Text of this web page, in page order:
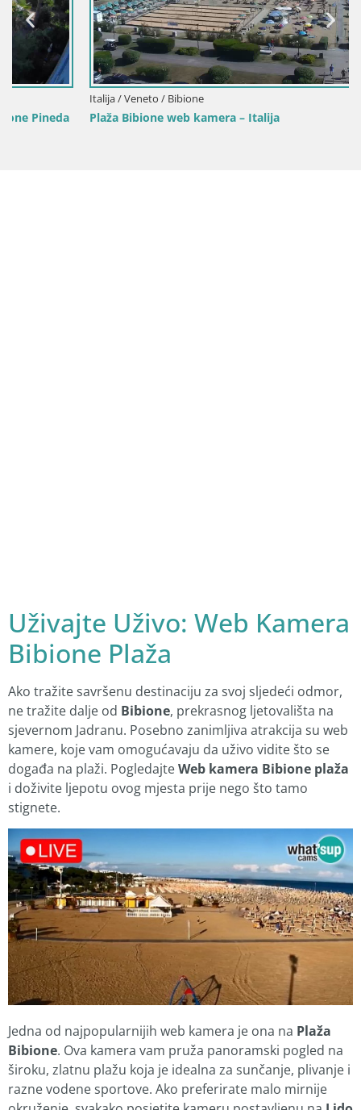
Italija / Veneto / Bibione
Plaža Bibione web kamera – Italija
Uživajte Uživo: Web Kamera
Bibione Plaža
Ako tražite savršenu destinaciju za svoj sljedeći odmor,
ne tražite dalje od Bibione, prekrasnog ljetovališta na
sjevernom Jadranu. Posebno zanimljiva atrakcija su web
kamere, koje vam omogućavaju da uživo vidite što se
događa na plaži. PogledajteWeb kamera Bibione plaža
i doživite ljepotu ovog mjesta prije nego što tamo
stignete.
Jedna od najpopularnijih web kamera je ona na Plaža
Bibione. Ova kamera vam pruža panoramski pogled na
široku, zlatnu plažu koja je idealna za sunčanje, plivanje i
razne vodene sportove. Ako preferirate malo mirnije